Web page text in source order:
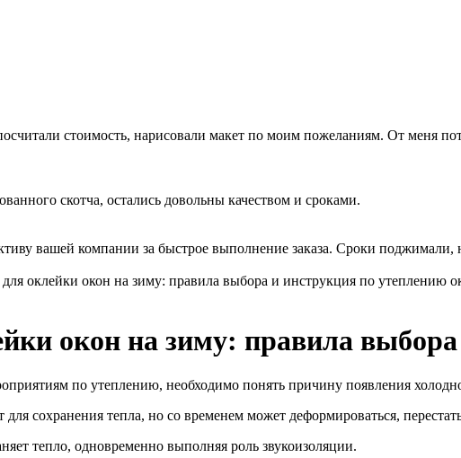
стоимость, нарисовали макет по моим пожеланиям. От меня
скотча, остались довольны качеством и сроками.
вашей компании за быстрое выполнение заказа. Сроки поджимали,
оклейки окон на зиму: правила выбора и инструкция по утеплению
окон на зиму: правила
по утеплению, необходимо понять причину появления
для сохранения тепла, но со временем может деформироваться,
тепло, одновременно выполняя роль звукоизоляции.